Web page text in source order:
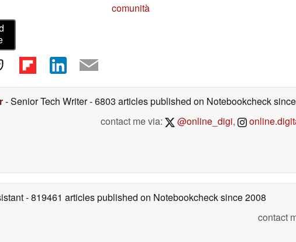
comunità
- Senior Tech Writer- 6803 articles published on Notebookcheck
contact me via:
@online_digi,
- 819461 articles published on Notebookchecksince 2008
contact